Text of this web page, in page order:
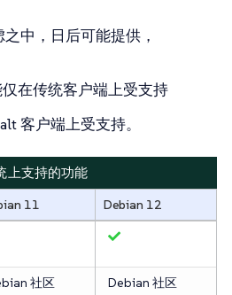
中，日后可能提供，
在传统客户端上受支持
客户端上受支持。
上支持的功能
11
Debian 12
社区 Debian 社区